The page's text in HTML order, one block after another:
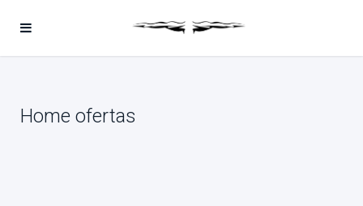
Home ofertas